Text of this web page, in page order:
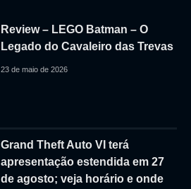
Review – LEGO Batman – O
Legado do Cavaleiro das Trevas
23 de maio de 2026
Grand Theft Auto VI terá
apresentação estendida em 27
de agosto; veja horário e onde